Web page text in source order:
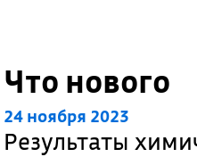
Что нового
24 ноября 2023
Результаты